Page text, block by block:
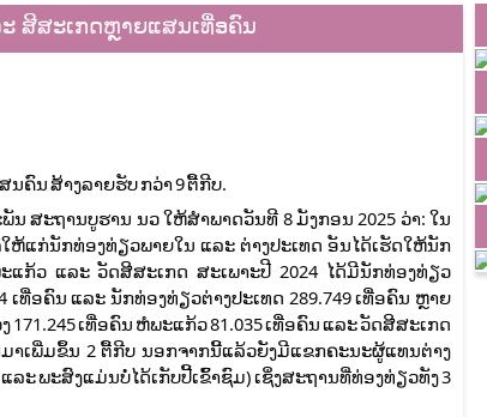
ສີສະເກດຫຼາຍແສນເທື່ອຄົນ
ຄົນ ສ້າງລາຍຮັບ ກວ່າ 9 ຕື້ກີບ.
ສະຖານບູຮານ ນວ ໃຫ້ສຳພາດວັນທີ 8 ມັງກອນ 2025 ວ່າ: ໃນ
ຫ້ແກ່ນັກທ່ອງທ່ຽວພາຍໃນ ແລະ ຕ່າງປະເທດ ອັນໄດ້ເຮັດໃຫ້ນັກ
ກ້ວ ແລະ ວັດສີສະເກດ ສະເພາະປີ 2024 ໄດ້ມີນັກທ່ອງທ່ຽວ
ທື່ອຄົນ ແລະ ນັກທ່ອງທ່ຽວຕ່າງປະເທດ 289.749 ເທື່ອຄົນ ຫຼາຍ
ເທື່ອຄົນ ຫໍພະແກ້ວ 81.035 ເທື່ອຄົນ ແລະ ວັດສີສະເກດ
າເພີ່ມຂຶ້ນ 2 ຕື້ກີບ ນອກຈາກນີ້ແລ້ວຍັງມີແຂກຄະນະຜູ້ແທນຕ່າງ
ະ ພະສົງແມ່ນບໍ່ໄດ້ເກັບປີ້ເຂົ້າຊົມ) ເຊິ່ງສະຖານທີ່ທ່ອງທ່ຽວທັງ 3